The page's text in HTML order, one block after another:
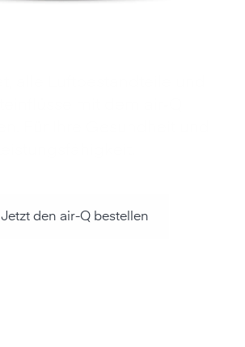
Jetzt den air-Q bestellen